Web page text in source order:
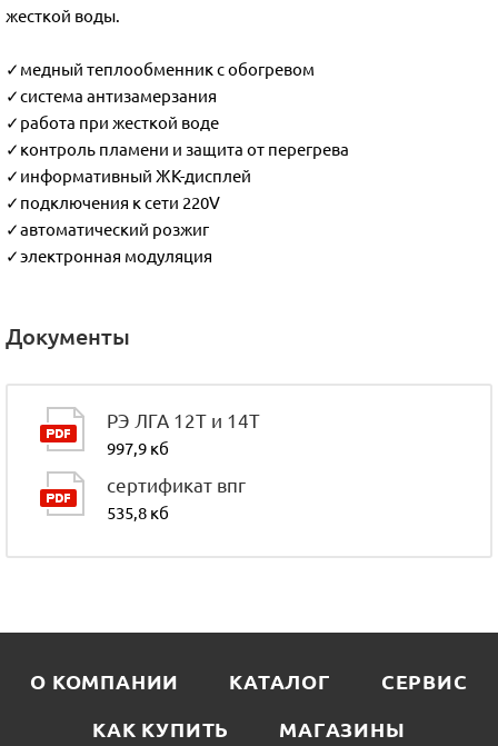
жесткой воды.
✓медный теплообменник с обогревом
✓система антизамерзания
✓работа при жесткой воде
✓контроль пламени и защита от перегрева
✓информативный ЖК-дисплей
✓подключения к сети 220V
✓автоматический розжиг
✓электронная модуляция
Документы
РЭ ЛГА 12Т и 14Т
997,9 кб
сертификат впг
535,8 кб
О КОМПАНИИ КАТАЛОГ
СЕРВИС
КАК КУПИТЬ
МАГАЗИНЫ